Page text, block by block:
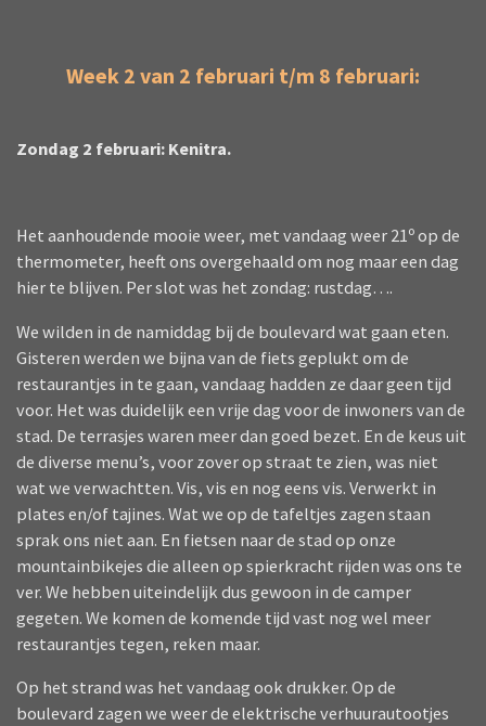
Week 2 van 2 februari t/m 8 februari:
Zondag 2 februari: Kenitra.
Het aanhoudende mooie weer, met vandaag weer 21º op de
thermometer, heeft ons overgehaald om nog maar een dag
hier te blijven. Per slot was het zondag: rustdag….
We wilden in de namiddag bij de boulevard wat gaan eten.
Gisteren werden we bijna van de fiets geplukt om de
restaurantjes in te gaan, vandaag hadden ze daar geen tijd
voor. Het was duidelijk een vrije dag voor de inwoners van de
stad. De terrasjes waren meer dan goed bezet. En de keus uit
de diverse menu’s, voor zover op straat te zien, was niet
wat we verwachtten. Vis, vis en nog eens vis. Verwerkt in
plates en/of tajines. Wat we op de tafeltjes zagen staan
sprak ons niet aan. En fietsen naar de stad op onze
mountainbikejes die alleen op spierkracht rijden was ons te
ver. We hebben uiteindelijk dus gewoon in de camper
gegeten. We komen de komende tijd vast nog wel meer
restaurantjes tegen, reken maar.
Op het strand was het vandaag ook drukker. Op de
boulevard zagen we weer de elektrische verhuurautootjes